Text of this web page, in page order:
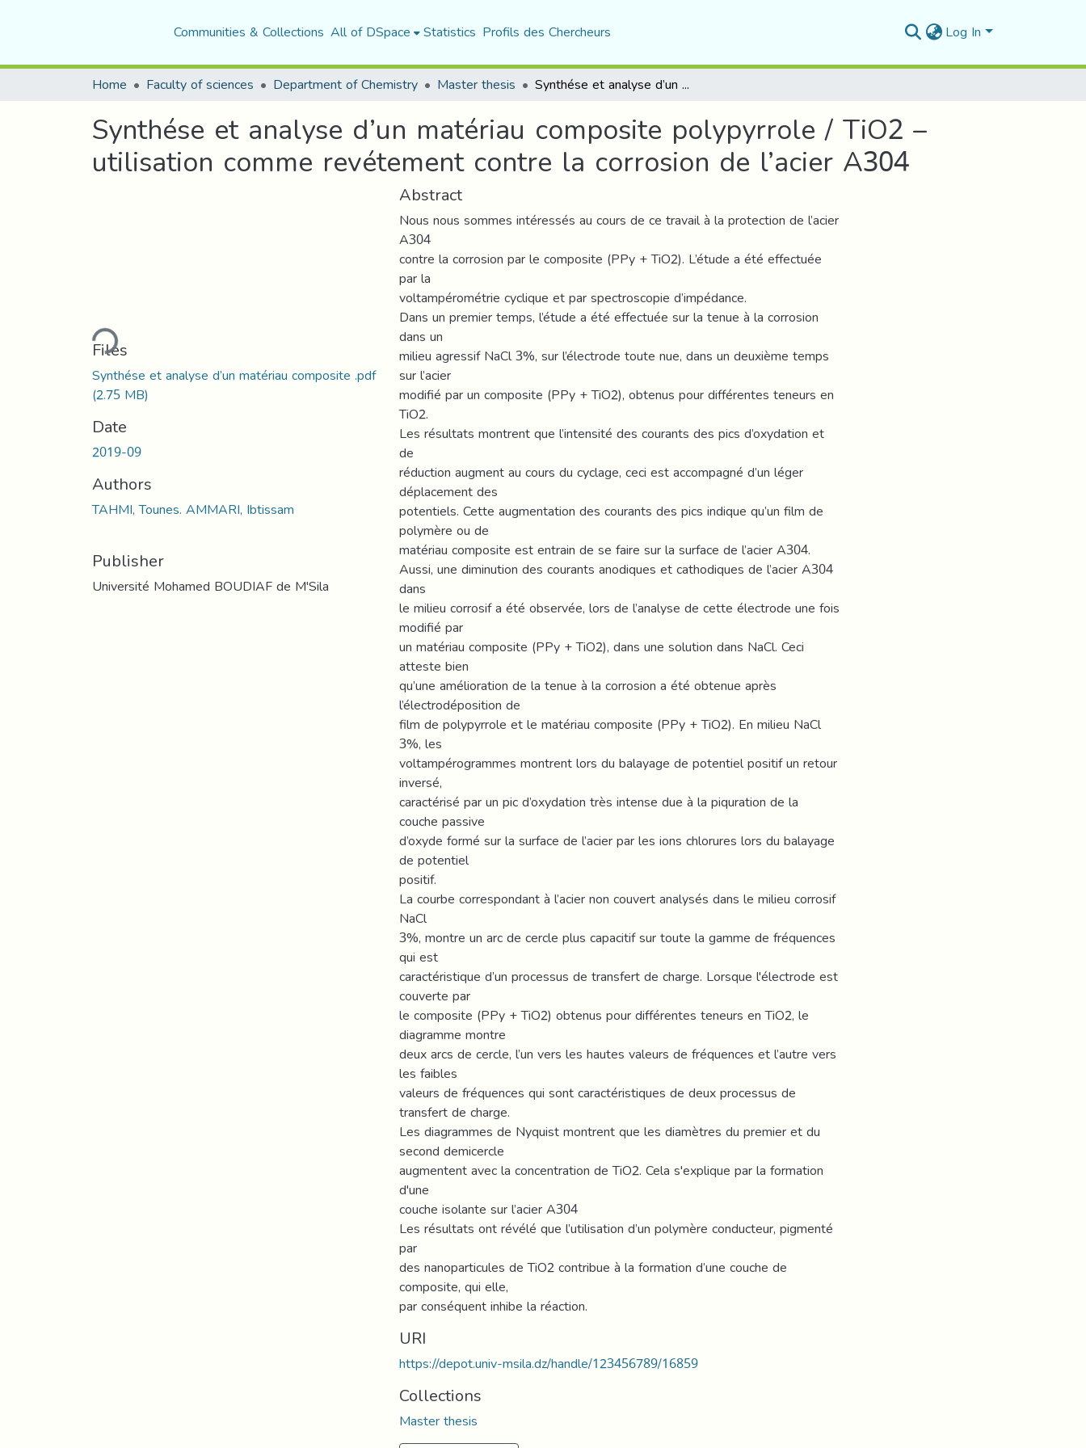
Communities & Collections All of DSpace Statistics Profils des Chercheurs Log In
Home Faculty of sciences Department of Chemistry Master thesis Synthése et analyse d’un matériau composite polypyrrole / TiO2 – utilisation comme revétement contre la corrosion de l’acier A304
Synthése et analyse d’un matériau composite polypyrrole / TiO2 –
utilisation comme revétement contre la corrosion de l’acier A304
Loading...
Files
Synthése et analyse d’un matériau composite .pdf
(2.75 MB)
Date
2019-09
Authors
TAHMI, Tounes. AMMARI, Ibtissam
Publisher
Université Mohamed BOUDIAF de M'Sila
Abstract
Nous nous sommes intéressés au cours de ce travail à la protection de l’acier
A304
contre la corrosion par le composite (PPy + TiO2). L’étude a été effectuée
par la
voltampérométrie cyclique et par spectroscopie d’impédance.
Dans un premier temps, l’étude a été effectuée sur la tenue à la corrosion
dans un
milieu agressif NaCl 3%, sur l’électrode toute nue, dans un deuxième temps
sur l’acier
modifié par un composite (PPy + TiO2), obtenus pour différentes teneurs en
TiO2.
Les résultats montrent que l’intensité des courants des pics d’oxydation et
de
réduction augment au cours du cyclage, ceci est accompagné d’un léger
déplacement des
potentiels. Cette augmentation des courants des pics indique qu’un film de
polymère ou de
matériau composite est entrain de se faire sur la surface de l’acier A304.
Aussi, une diminution des courants anodiques et cathodiques de l’acier A304
dans
le milieu corrosif a été observée, lors de l’analyse de cette électrode une fois
modifié par
un matériau composite (PPy + TiO2), dans une solution dans NaCl. Ceci
atteste bien
qu’une amélioration de la tenue à la corrosion a été obtenue après
l’électrodéposition de
film de polypyrrole et le matériau composite (PPy + TiO2). En milieu NaCl
3%, les
voltampérogrammes montrent lors du balayage de potentiel positif un retour
inversé,
caractérisé par un pic d’oxydation très intense due à la piquration de la
couche passive
d’oxyde formé sur la surface de l’acier par les ions chlorures lors du balayage
de potentiel
positif.
La courbe correspondant à l’acier non couvert analysés dans le milieu corrosif
NaCl
3%, montre un arc de cercle plus capacitif sur toute la gamme de fréquences
qui est
caractéristique d’un processus de transfert de charge. Lorsque l'électrode est
couverte par
le composite (PPy + TiO2) obtenus pour différentes teneurs en TiO2, le
diagramme montre
deux arcs de cercle, l’un vers les hautes valeurs de fréquences et l’autre vers
les faibles
valeurs de fréquences qui sont caractéristiques de deux processus de
transfert de charge.
Les diagrammes de Nyquist montrent que les diamètres du premier et du
second demicercle
augmentent avec la concentration de TiO2. Cela s'explique par la formation
d'une
couche isolante sur l’acier A304
Les résultats ont révélé que l’utilisation d’un polymère conducteur, pigmenté
par
des nanoparticules de TiO2 contribue à la formation d’une couche de
composite, qui elle,
par conséquent inhibe la réaction.
URI
https://depot.univ-msila.dz/handle/123456789/16859
Collections
Master thesis